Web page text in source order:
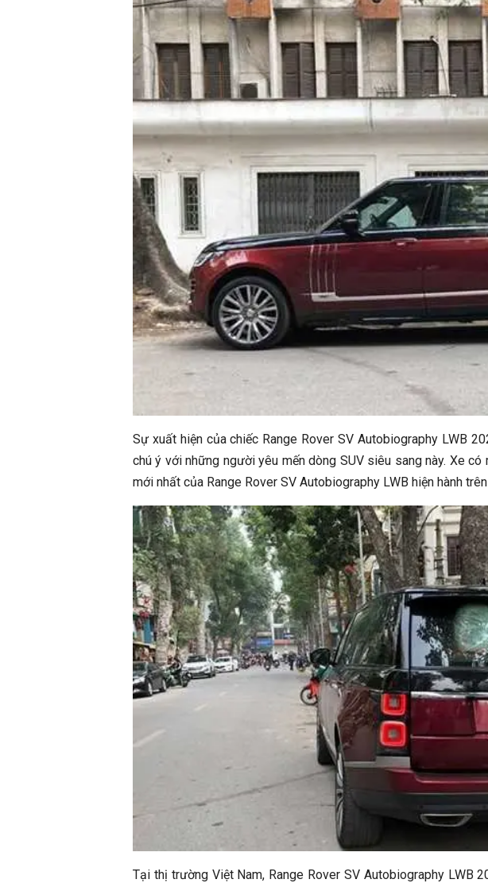
Sự xuất hiện của chiếc Range Rover SV Autobiography LWB
chú ý với những người yêu mến dòng SUV siêu sang này. Xe
mới nhất của Range Rover SV Autobiography LWB hiện hành
Tại thị trường Việt Nam, Range Rover SV Autobiography LWB